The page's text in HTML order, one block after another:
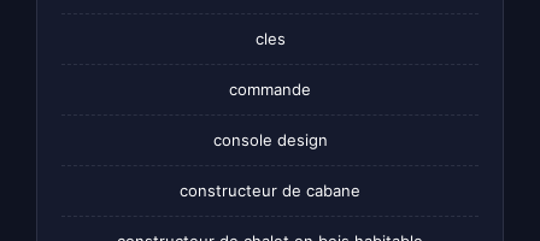
cles
commande
console design
constructeur de cabane